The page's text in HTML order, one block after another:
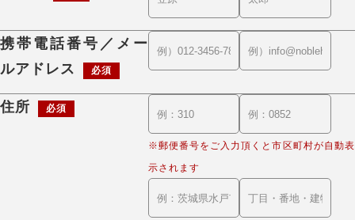
携帯電話番号／メー
ルアドレス
必須
住所 必須
※郵便番号をご入力頂くと市区町村が自動表
示されます